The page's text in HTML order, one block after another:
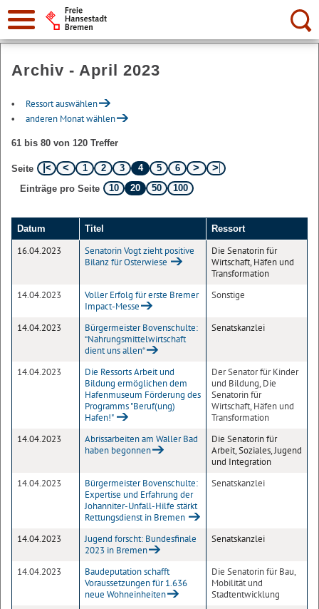
Suche:
Archiv - April 2023
Ressort auswählen
anderen Monat wählen
61 bis 80 von 120 Treffer
Seite 1 2 3 4 5
6
Einträge pro Seite
10 20 50 100
Datum Titel Ressort
16.04.2023
Senatorin Vogt zieht positive
Bilanz für Osterwiese
Die Senatorin für
Wirtschaft, Häfen und
Transformation
14.04.2023
Voller Erfolg für erste Bremer
Impact-Messe
Sonstige
14.04.2023
Bürgermeister Bovenschulte:
“Nahrungsmittelwirtschaft
dient uns allen“
Senatskanzlei
14.04.2023
Die Ressorts Arbeit und
Bildung ermöglichen dem
Hafenmuseum Förderung des
Programms "Beruf(ung)
Hafen!"
Der Senator für Kinder
und Bildung, Die
Senatorin für
Wirtschaft, Häfen und
Transformation
14.04.2023
Abrissarbeiten am Waller Bad
haben begonnen
Die Senatorin für
Arbeit, Soziales, Jugend
und Integration
14.04.2023
Bürgermeister Bovenschulte:
Expertise und Erfahrung der
Johanniter-Unfall-Hilfe stärkt
Rettungsdienst in Bremen
Senatskanzlei
14.04.2023
Jugend forscht: Bundesfinale
2023 in Bremen
Senatskanzlei
14.04.2023
Baudeputation schafft
Voraussetzungen für 1.636
neue Wohneinheiten
Die Senatorin für Bau,
Mobilität und
Stadtentwicklung